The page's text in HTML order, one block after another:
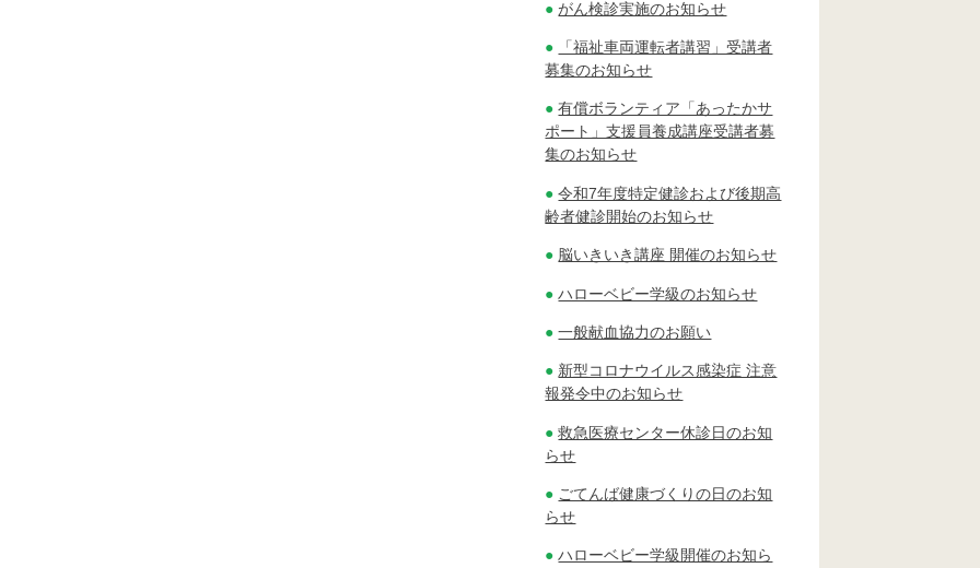
がん検診実施のお知らせ
「福祉車両運転者講習」受講者
募集のお知らせ
有償ボランティア「あったかサ
ポート」支援員養成講座受講者募
集のお知らせ
令和7年度特定健診および後期高
齢者健診開始のお知らせ
脳いきいき講座 開催のお知らせ
ハローベビー学級のお知らせ
一般献血協力のお願い
新型コロナウイルス感染症 注意
報発令中のお知らせ
救急医療センター休診日のお知
らせ
ごてんば健康づくりの日のお知
らせ
ハローベビー学級開催のお知ら